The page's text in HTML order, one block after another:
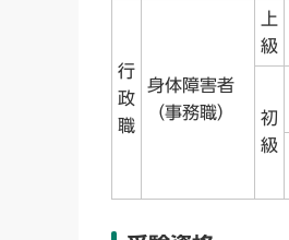
行
政
職
身体障害者
（事務職）
上
級
初
級